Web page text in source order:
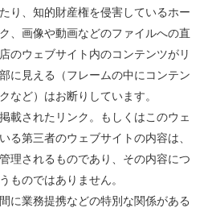
り、知的財産権を侵害しているホー
、画像や動画などのファイルへの直
のウェブサイト内のコンテンツがリ
に見える（フレームの中にコンテン
など）はお断りしています。
載されたリンク。もしくはこのウェ
る第三者のウェブサイトの内容は、
理されるものであり、その内容につ
ものではありません。
に業務提携などの特別な関係がある